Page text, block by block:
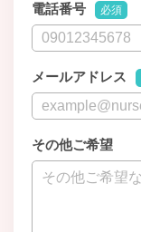
電話番号 必須
メールアドレス
その他ご希望